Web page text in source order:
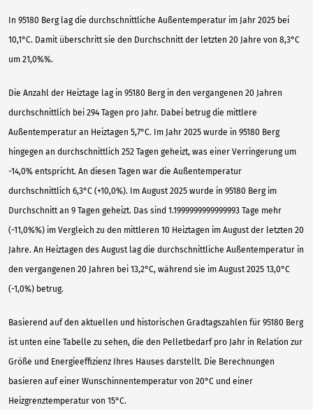
In 95180 Berg lag die durchschnittliche Außentemperatur im Jahr 2025 bei
10,1°C. Damit überschritt sie den Durchschnitt der letzten 20 Jahre von 8,3°C
um 21,0%%.
Die Anzahl der Heiztage lag in 95180 Berg in den vergangenen 20 Jahren
durchschnittlich bei 294 Tagen pro Jahr. Dabei betrug die mittlere
Außentemperatur an Heiztagen 5,7°C. Im Jahr 2025 wurde in 95180 Berg
hingegen an durchschnittlich 252 Tagen geheizt, was einer Verringerung um
-14,0% entspricht. An diesen Tagen war die Außentemperatur
durchschnittlich 6,3°C (+10,0%). Im August 2025 wurde in 95180 Berg im
Durchschnitt an 9 Tagen geheizt. Das sind 1.1999999999999993 Tage mehr
(-11,0%%) im Vergleich zu den mittleren 10 Heiztagen im August der letzten 20
Jahre. An Heiztagen des August lag die durchschnittliche Außentemperatur in
den vergangenen 20 Jahren bei 13,2°C, während sie im August 2025 13,0°C
(-1,0%) betrug.
Basierend auf den aktuellen und historischen Gradtagszahlen für 95180 Berg
ist unten eine Tabelle zu sehen, die den Pelletbedarf pro Jahr in Relation zur
Größe und Energieeffizienz Ihres Hauses darstellt. Die Berechnungen
basieren auf einer Wunschinnentemperatur von 20°C und einer
Heizgrenztemperatur von 15°C.